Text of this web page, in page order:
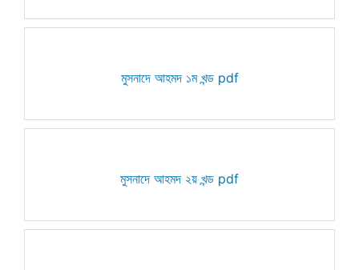
মুসনাদে আহমদ ১ম খন্ড pdf
মুসনাদে আহমদ ২য় খন্ড pdf